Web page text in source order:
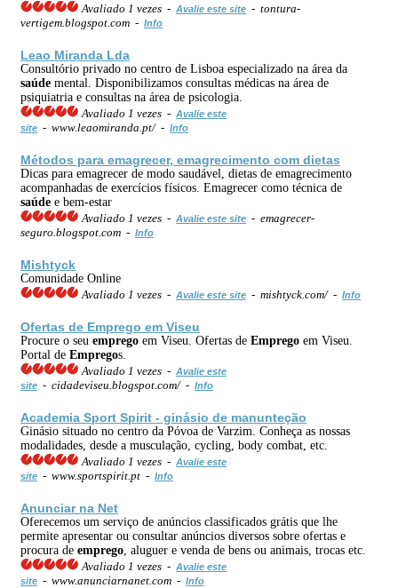
Avaliado 1 vezes - Avalie este site - tontura-
vertigem.blogspot.com - Info
Leao Miranda Lda
Consultório privado no centro de Lisboa especializado na área da
saúde mental. Disponibilizamos consultas médicas na área de
psiquiatria e consultas na área de psicologia.
Avaliado 1 vezes - Avalie este
site - www.leaomiranda.pt/ - Info
Métodos para emagrecer, emagrecimento com dietas
Dicas para emagrecer de modo saudável, dietas de emagrecimento
acompanhadas de exercícios físicos. Emagrecer como técnica de
saúde e bem-estar
Avaliado 1 vezes - Avalie este site - emagrecer-
seguro.blogspot.com - Info
Mishtyck
Comunidade Online
Avaliado 1 vezes - Avalie este site - mishtyck.com/ - Info
Ofertas de Emprego em Viseu
Procure o seu emprego em Viseu. Ofertas de Emprego em Viseu.
Portal de Empregos.
Avaliado 1 vezes - Avalie este
site - cidadeviseu.blogspot.com/ - Info
Academia Sport Spirit - ginásio de manunteção
Ginásio situado no centro da Póvoa de Varzim. Conheça as nossas
modalidades, desde a musculação, cycling, body combat, etc.
Avaliado 1 vezes - Avalie este
site - www.sportspirit.pt - Info
Anunciar na Net
Oferecemos um serviço de anúncios classificados grátis que lhe
permite apresentar ou consultar anúncios diversos sobre ofertas e
procura de emprego , aluguer e venda de bens ou animais, trocas etc.
Avaliado 1 vezes - Avalie este
site - www.anunciarnanet.com - Info